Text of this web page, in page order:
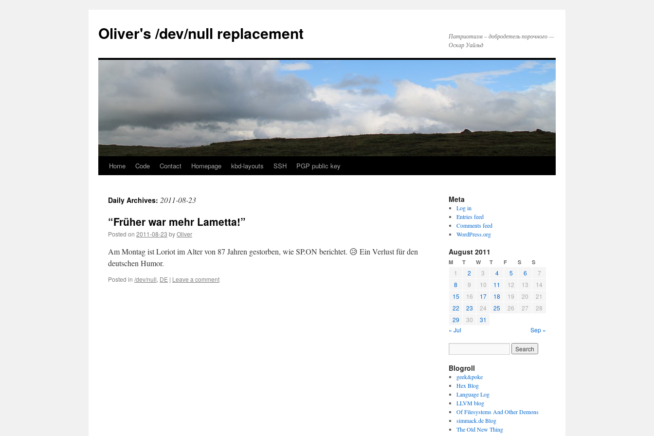
content
Oliver's /dev/null replacement
Патриотизм – добродетель порочного —
Оскар Уайльд
Home Code Contact Homepage kbd-layouts SSH PGP public key
Daily Archives: 2011-08-23
“Früher war mehr Lametta!”
Posted on 2011-08-23 byOliver
Am Montag ist Loriot im Alter von 87 Jahren gestorben, wie SP.ON berichtet. 😥 Ein Verlust für den
deutschen Humor.
Posted in /dev/null, DE | Leave a comment
Meta
Log in
Entries feed
Comments feed
WordPress.org
August 2011
M T W T F S S
1 2 3 4 5 6
7
8
9 10 11 12 13
14
15
16 17 18 19 20
21
22
23 24 25 26 27
28
29
30
31
« Jul
Sep »
Blogroll
geek&poke
Hex Blog
Language Log
LLVM blog
Of Filesystems And Other Demons
simmack.de Blog
The Old New Thing